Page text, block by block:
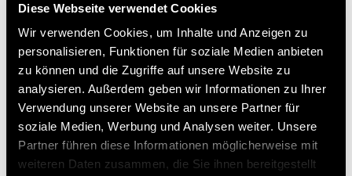
Diese Webseite verwendet Cookies
Wir verwenden Cookies, um Inhalte und Anzeigen zu
personalisieren, Funktionen für soziale Medien anbieten
zu können und die Zugriffe auf unsere Website zu
analysieren. Außerdem geben wir Informationen zu Ihrer
Verwendung unserer Website an unsere Partner für
soziale Medien, Werbung und Analysen weiter. Unsere
Partner führen diese Informationen möglicherweise mit
weiteren Daten zusammen, die Sie ihnen bereitgestellt
Neueste Beiträge
Besuchen Sie uns beim Lean Around the Clock
von 11. – 13. März 2026 in Mannheim
Digitalisierung von Lean-Methoden ist möglich!
Unser Ideenmanagement-Tool erklärt in 3 Minuten
Was macht Results in Control so besonders?